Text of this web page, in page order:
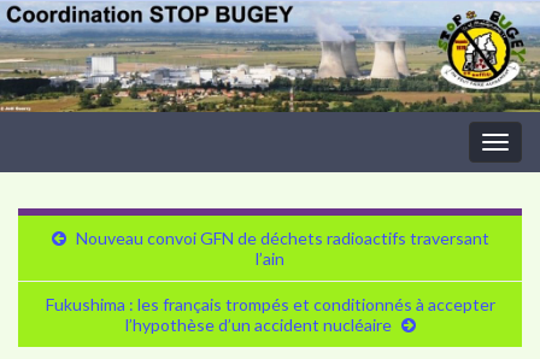
Nouveau convoi GFN de déchets radioactifs traversant
l’ain
Fukushima : les français trompés et conditionnés à accepter
l’hypothèse d’un accident nucléaire